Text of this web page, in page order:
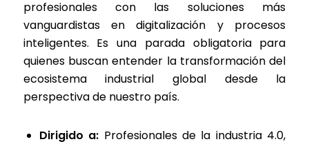
profesionales con las soluciones más
vanguardistas en digitalización y procesos
inteligentes. Es una parada obligatoria para
quienes buscan entender la transformación del
ecosistema industrial global desde la
perspectiva de nuestro país.
Dirigido a: Profesionales de la industria 4.0,